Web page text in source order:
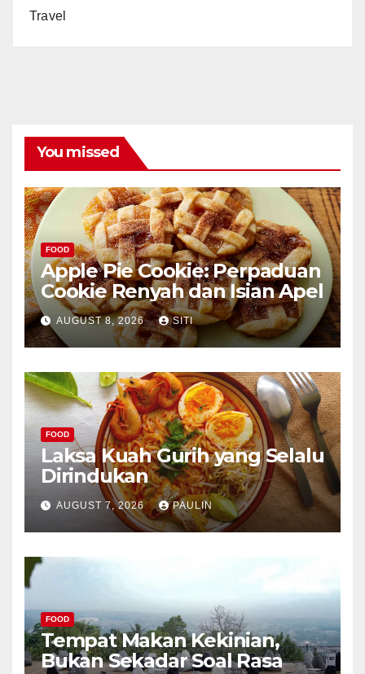
Travel
You missed
FOOD
Apple Pie Cookie: Perpaduan
Cookie Renyah dan Isian Apel
AUGUST 8, 2026 SITI
FOOD
Laksa Kuah Gurih yang Selalu
Dirindukan
AUGUST 7, 2026 PAULIN
FOOD
Tempat Makan Kekinian,
Bukan Sekadar Soal Rasa